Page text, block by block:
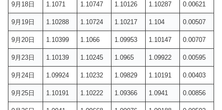
9月18日 1.1071 1.10747 1.10126 1.10287 0.00621
9月19日 1.10288 1.10724 1.10217 1.104 0.00507
9月20日 1.10399 1.1066 1.09953 1.10147 0.00707
9月23日 1.10139 1.10245 1.0965 1.09922 0.00595
9月24日 1.09924 1.10232 1.09829 1.10191 0.00403
9月25日 1.10191 1.10222 1.09366 1.0941 0.00856